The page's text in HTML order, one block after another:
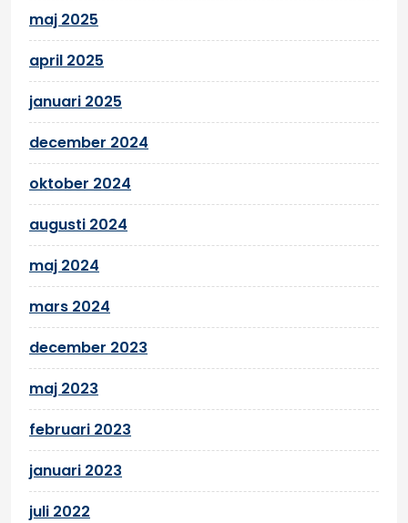
maj 2025
april 2025
januari 2025
december 2024
oktober 2024
augusti 2024
maj 2024
mars 2024
december 2023
maj 2023
februari 2023
januari 2023
juli 2022